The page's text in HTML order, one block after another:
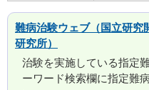
難病治験ウェブ（国立研究
研究所）
治験を実施している指定
ーワード検索欄に指定難